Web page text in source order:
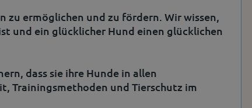
zu ermöglichen und zu fördern. Wir wissen,
und ein glücklicher Hund einen glücklichen
dass sie ihre Hunde in allen
Trainingsmethoden und Tierschutz im